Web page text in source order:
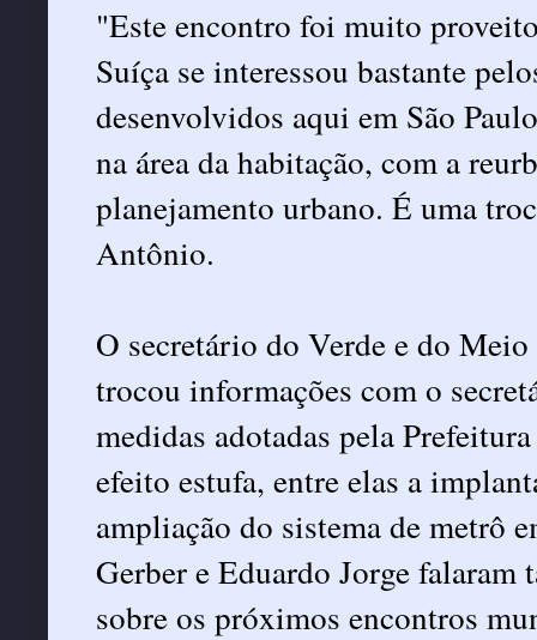
"Este encontro foi muito
Suíça se interessou bastante
desenvolvidos aqui em São
na área da habitação, com a
planejamento urbano. É uma
Antônio.
O secretário do Verde e do
trocou informações com o
medidas adotadas pela
efeito estufa, entre elas a
ampliação do sistema de metrô
Gerber e Eduardo Jorge falaram
sobre os próximos encontros